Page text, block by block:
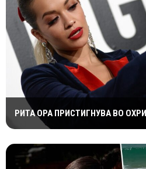
РИТА ОРА ПРИСТИГНУВА ВО